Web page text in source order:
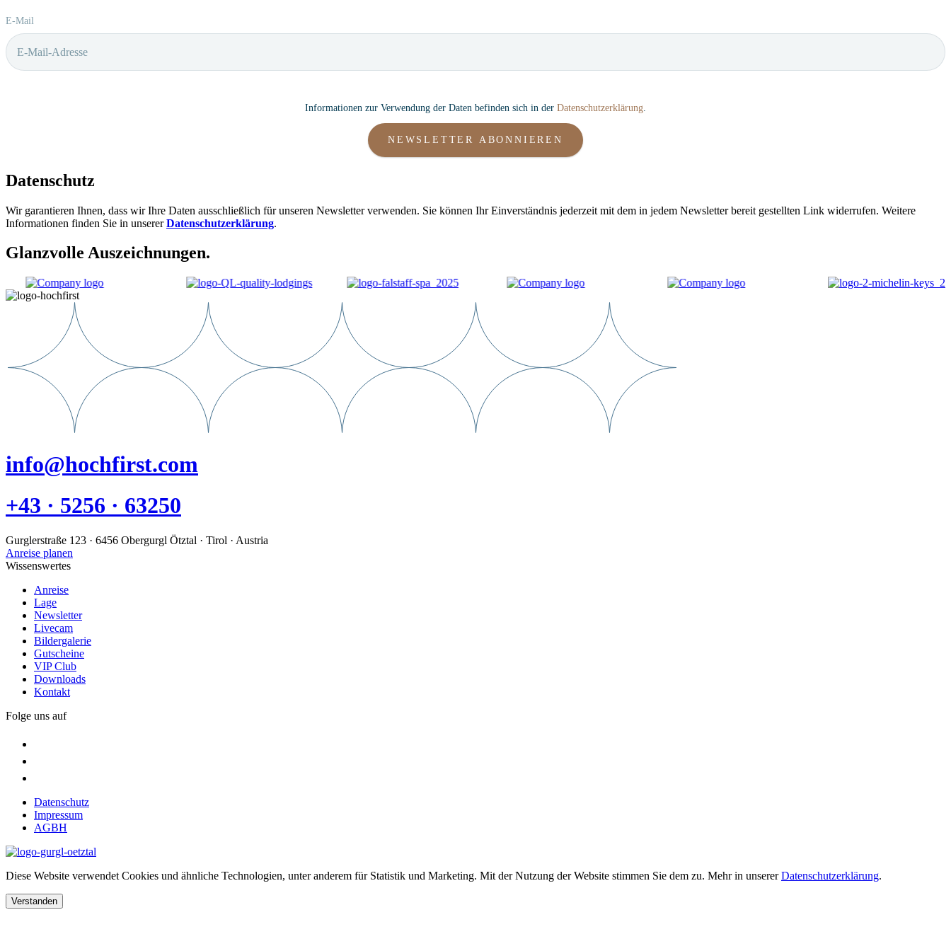
E-Mail
Informationen zur Verwendung der Daten befinden sich in der Datenschutzerklärung
NEWSLETTER ABONNIEREN
Datenschutz
Wir garantieren Ihnen, dass wir Ihre Daten ausschließlich für unseren Newsletter verwenden. Sie können Ihr Einverständnis jederzeit mit dem in jedem Newsletter bereit gestellten Link widerrufen. Weitere
Informationen finden Sie in unsererDatenschutzerklärung.
Glanzvolle Auszeichnungen.
info@hochfirst.com
+43 · 5256 · 63250
Gurglerstraße 123 · 6456 Obergurgl Ötztal · Tirol · Austria
Anreise planen
Wissenswertes
Anreise
Lage
Newsletter
Livecam
Bildergalerie
Gutscheine
VIP Club
Downloads
Kontakt
Folge uns auf
Datenschutz
Impressum
AGBH
Diese Website verwendet Cookies und ähnliche Technologien, unter anderem für Statistik und Marketing. Mit der Nutzung der Website stimmen Sie dem zu. Mehr in unserer Datenschutzerklärung.
Verstanden